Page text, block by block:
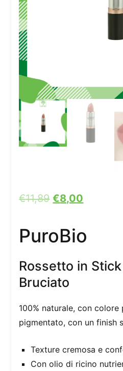
€11,89 €8,00
PuroBio
Rossetto in
Bruciato
100% naturale, con colore
pigmentato, con un finish
Texture cremosa e
Con olio di ricino